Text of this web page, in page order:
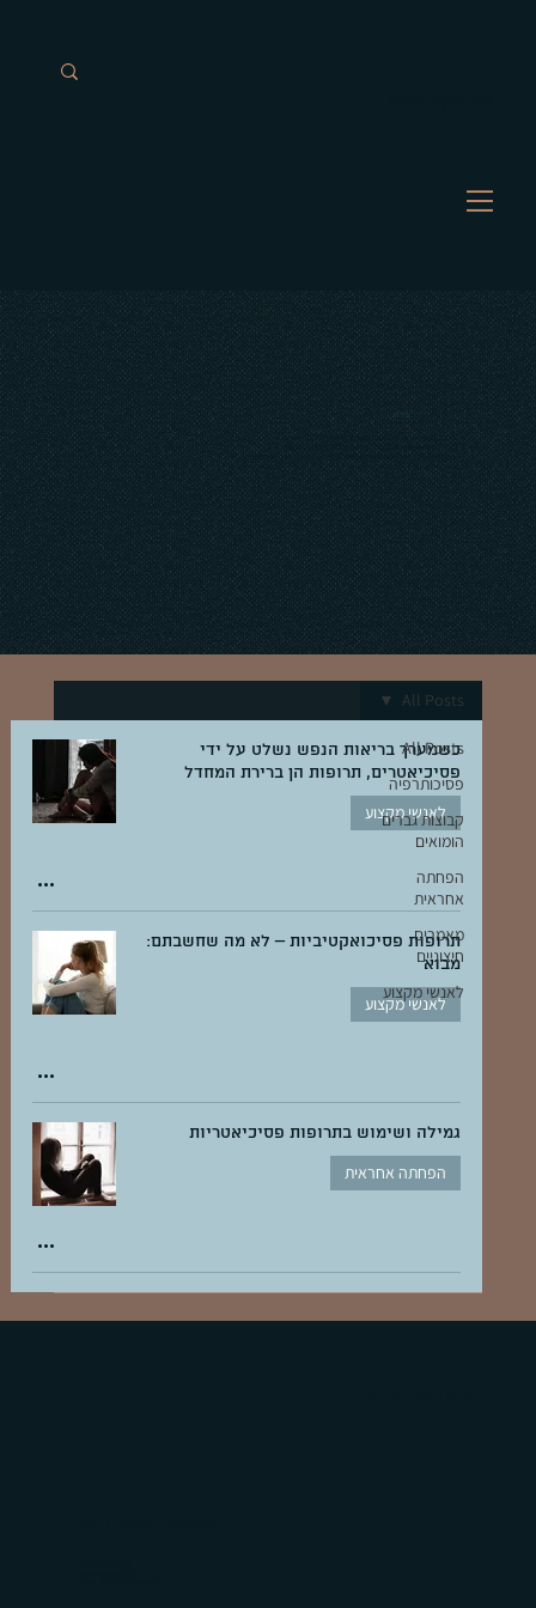
All Posts
פסיכותרפיה
קבוצות גברים
הומואים
הפחתה
אחראית
מאמרים
חיצוניים
לאנשי מקצוע
All Posts
כשמערך בריאות הנפש נשלט על ידי
פסיכיאטרים, תרופות הן ברירת המחדל
לאנשי מקצוע
תרופות פסיכואקטיביות – לא מה שחשבתם:
מבוא
לאנשי מקצוע
גמילה ושימוש בתרופות פסיכיאטריות
הפחתה אחראית
בלוג
ברוכים הבאים. כאן תמצאו תכנים שכתבתי בעצמי ושכתבו אחרים
בכל הנושאים שאני מתעסק בהם ושחשוב לי לחלוק אותם עם העולם.
ניתן למצוא תוכן ספציפי לפי התוויות השונות ולהגיע לנושא שאותו אתם מחפשות.ים.